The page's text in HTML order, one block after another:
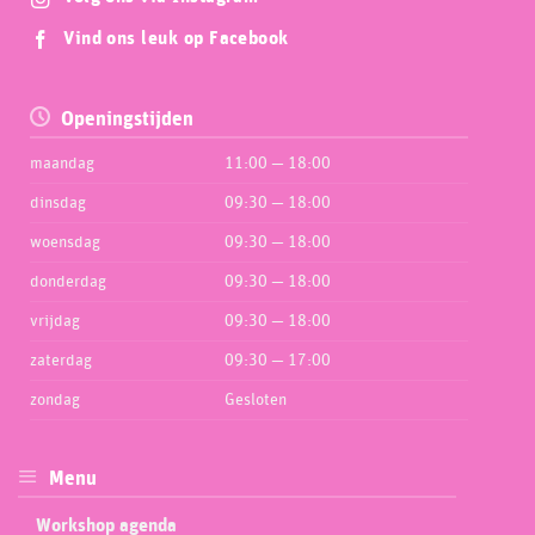
Vind ons leuk op Facebook
Openingstijden
maandag 11:00 — 18:00
dinsdag 09:30 — 18:00
woensdag 09:30 — 18:00
donderdag 09:30 — 18:00
vrijdag 09:30 — 18:00
zaterdag 09:30 — 17:00
zondag Gesloten
Menu
Workshop agenda